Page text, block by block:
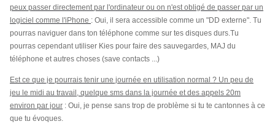
peux passer directement par l'ordinateur ou on n'est obligé de passer par un
logiciel comme l'iPhone : Oui, il sera accessible comme un "DD externe". Tu
pourras naviguer dans ton téléphone comme sur tes disques durs.Tu
pourras cependant utiliser Kies pour faire des sauvegardes, MAJ du
téléphone et autres choses (save contacts ...)
Est ce que je pourrais tenir une journée en utilisation normal ? Un peu de
jeu le midi au travail, quelque sms dans la journée et des appels 20m
environ par jour : Oui, je pense sans trop de problème si tu te cantonnes à ce
que tu évoques.